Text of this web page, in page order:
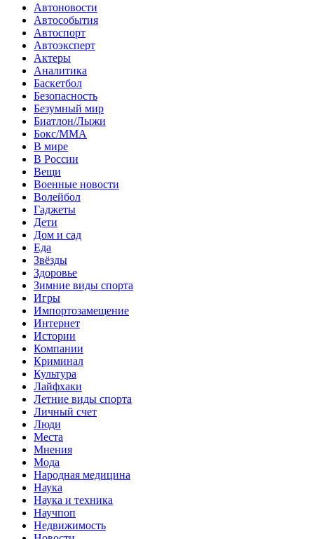
Автоновости
Автособытия
Автоспорт
Автоэксперт
Актеры
Аналитика
Баскетбол
Безопасность
Безумный мир
Биатлон/Лыжи
Бокс/MMA
В мире
В России
Вещи
Военные новости
Волейбол
Гаджеты
Дети
Дом и сад
Еда
Звёзды
Здоровье
Зимние виды спорта
Игры
Импортозамещение
Интернет
Истории
Компании
Криминал
Культура
Лайфхаки
Летние виды спорта
Личный счет
Люди
Места
Мнения
Мода
Народная медицина
Наука
Наука и техника
Научпоп
Недвижимость